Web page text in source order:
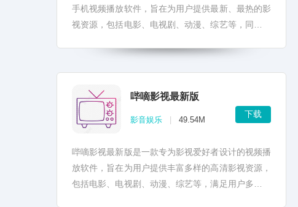
手机视频播放软件，旨在为用户提供最新、最热的影
视资源，包括电影、电视剧、动漫、综艺等，同时支
哔嘀影视最新版
影音娱乐 49.54M
下载
哔嘀影视最新版是一款专为影视爱好者设计的视频播
放软件，旨在为用户提供丰富多样的高清影视资源，
包括电影、电视剧、动漫、综艺等，满足用户多样化